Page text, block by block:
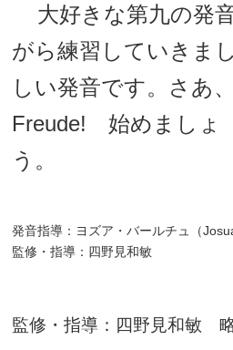
大好きな第九の発
がら練習していきま
しい発音です。さあ
Freude! 始めましょ
う。
発音指導：ヨズア・バールチュ（
監修・指導：四野見和敏
監修・指導：四野見和敏